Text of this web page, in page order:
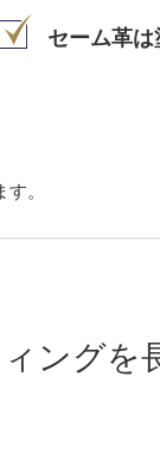
セーム革
。
ングを